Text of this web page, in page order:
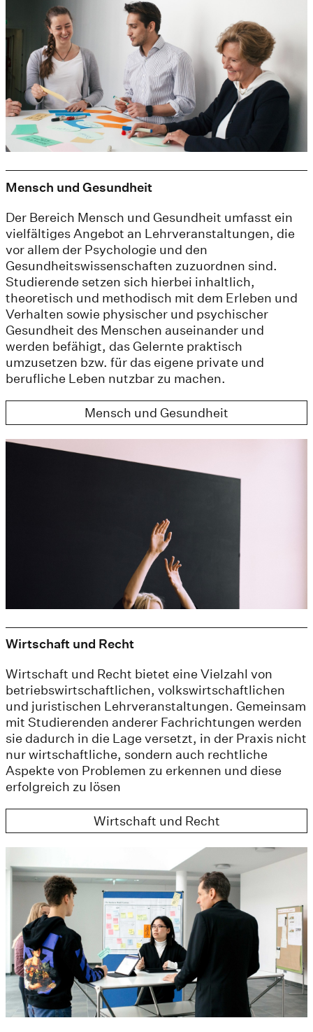
Mensch und Gesundheit
Der Bereich Mensch und Gesundheit umfasst ein
vielfältiges Angebot an Lehrveranstaltungen, die
vor allem der Psychologie und den
Gesundheitswissenschaften zuzuordnen sind.
Studierende setzen sich hierbei inhaltlich,
theoretisch und methodisch mit dem Erleben und
Verhalten sowie physischer und psychischer
Gesundheit des Menschen auseinander und
werden befähigt, das Gelernte praktisch
umzusetzen bzw. für das eigene private und
berufliche Leben nutzbar zu machen.
Mensch und Gesundheit
Wirtschaft und Recht
Wirtschaft und Recht bietet eine Vielzahl von
betriebswirtschaftlichen, volkswirtschaftlichen
und juristischen Lehrveranstaltungen. Gemeinsam
mit Studierenden anderer Fachrichtungen werden
sie dadurch in die Lage versetzt, in der Praxis nicht
nur wirtschaftliche, sondern auch rechtliche
Aspekte von Problemen zu erkennen und diese
erfolgreich zu lösen
Wirtschaft und Recht